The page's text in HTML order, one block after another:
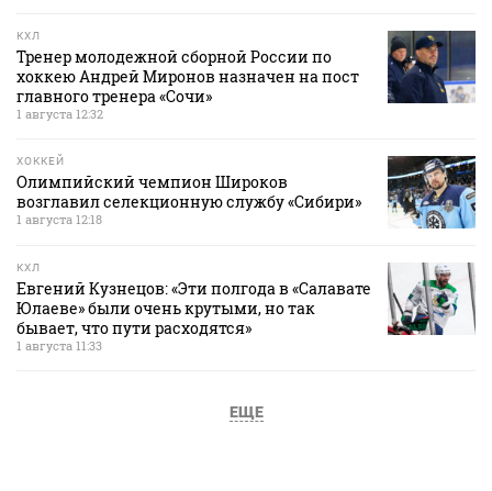
КХЛ
Тренер молодежной сборной России по
хоккею Андрей Миронов назначен на пост
главного тренера «Сочи»
1 августа 12:32
ХОККЕЙ
Олимпийский чемпион Широков
возглавил селекционную службу «Сибири»
1 августа 12:18
КХЛ
Евгений Кузнецов: «Эти полгода в «Салавате
Юлаеве» были очень крутыми, но так
бывает, что пути расходятся»
1 августа 11:33
ЕЩЕ